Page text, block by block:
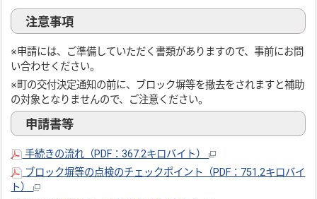
注意事項
※申請には、ご準備していただく書類がありますので、事前にお問
い合わせください。
※町の交付決定通知の前に、ブロック塀等を撤去をされますと補助
の対象となりませんので、ご注意ください。
申請書等
手続きの流れ（PDF：367.2キロバイト）
ブロック塀等の点検のチェックポイント（PDF：751.2キロバイ
ト）